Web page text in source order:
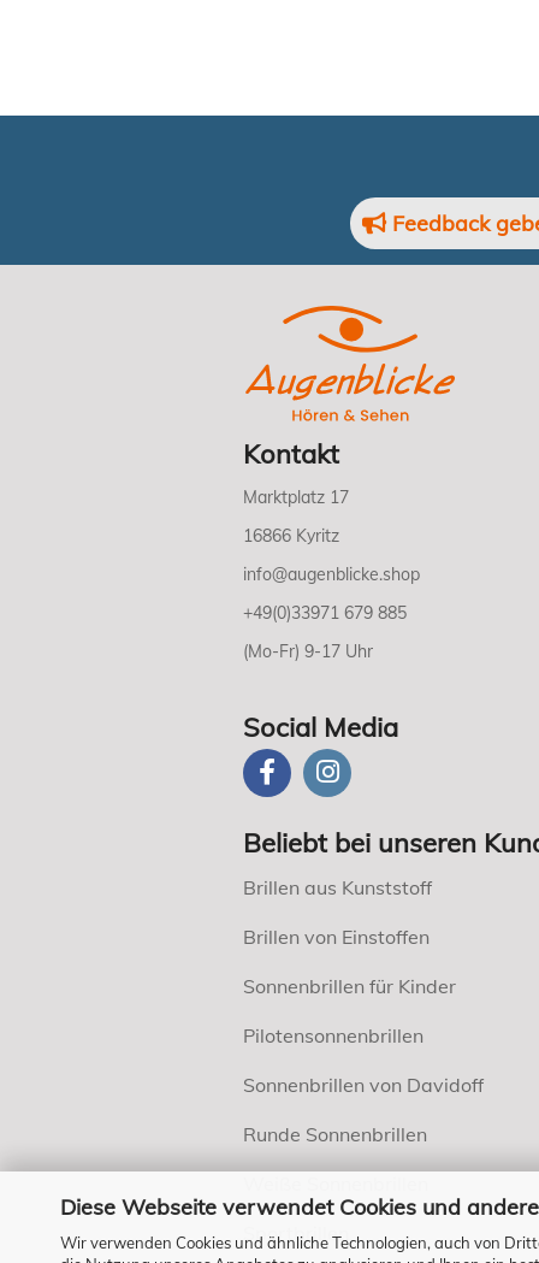
Diese Webseite verwendet Cookies und
Wir verwenden Cookies und ähnliche Technologien, auch von
Feedback
Kontakt
Marktplatz 17
16866 Kyritz
info@augenblicke.shop
+49(0)33971 679 885
(Mo-Fr) 9-17 Uhr
Social Media
Beliebt bei unseren
Brillen aus Kunststoff
Brillen von Einstoffen
Sonnenbrillen für Kinder
Pilotensonnenbrillen
Sonnenbrillen von Davidoff
Runde Sonnenbrillen
Sportbrillen